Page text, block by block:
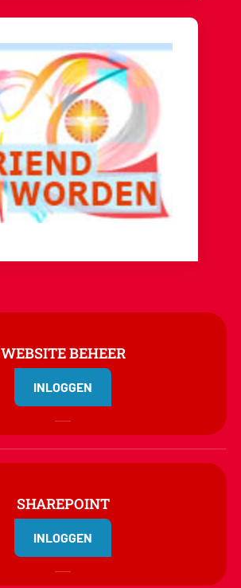
WEBSITE BEHEER
INLOGGEN
SHAREPOINT
INLOGGEN